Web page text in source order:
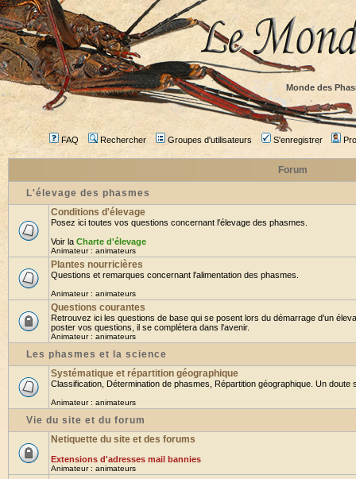
Monde des
FAQ Rechercher Groupes d'utilisateurs S'enregistrer
Forum
L'élevage des phasmes
Conditions d'élevage
Posez ici toutes vos questions concernant l'élevage des phasmes.
Voir la Charte d'élevage
Animateur : animateurs
Plantes nourricières
Questions et remarques concernant l'alimentation des phasmes.
Animateur : animateurs
Questions courantes
Retrouvez ici les questions de base qui se posent lors du démarrage d'un
poster vos questions, il se complétera dans l'avenir.
Animateur : animateurs
Les phasmes et la science
Systématique et répartition géographique
Classification, Détermination de phasmes, Répartition géographique. Un doute
Animateur : animateurs
Vie du site et du forum
Netiquette du site et des forums
Extensions d'adresses mail bannies
Animateur : animateurs